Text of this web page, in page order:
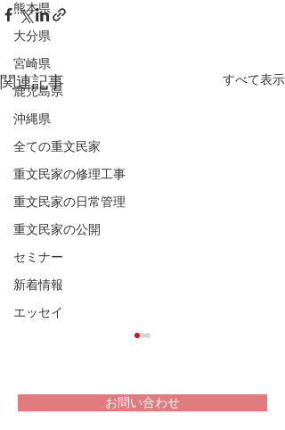
熊本県
大分県
宮崎県
鹿児島県
沖縄県
全ての重文民家
重文民家の修理工事
重文民家の日常管理
重文民家の公開
セミナー
新着情報
エッセイ
関連記事 すべて表示
お問い合わせ